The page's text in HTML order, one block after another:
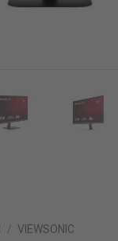
/ VIEWSONIC